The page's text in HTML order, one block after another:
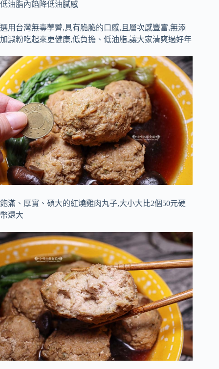
低油脂內餡降低油膩感
選用台灣無毒荸薺,具有脆脆的口感,且層次感豐富,無添
加澱粉吃起來更健康,低負擔、低油脂,讓大家清爽過好年
飽滿、厚實、碩大的紅燒雞肉丸子,大小大比2個50元硬
幣還大